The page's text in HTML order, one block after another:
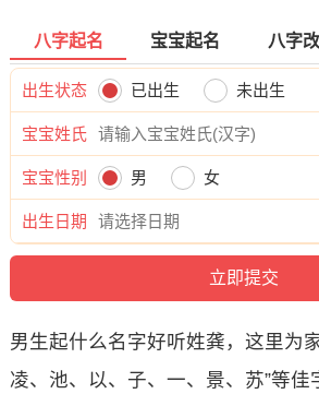
八字起名 宝宝起名 八字
出生状态 已出生 未出生
宝宝姓氏
宝宝性别 男 女
出生日期
男生起什么名字好听姓龚，这里为
凌、池、以、子、一、景、苏”等佳